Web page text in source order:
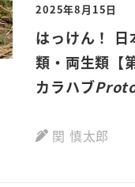
2025年8月15日
はっけん！ 日
類・両生類【
カラハブ
1928)
関 慎太郎